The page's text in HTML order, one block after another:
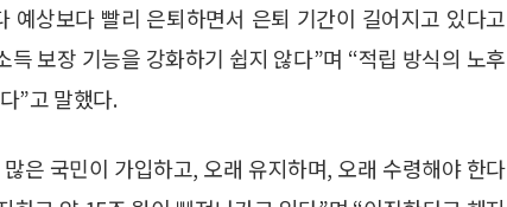
상보다 빨리 은퇴하면서 은퇴 기간이 길어지고 있다고
보장 기능을 강화하기 쉽지 않다”며 “적립 방식의 노후
”고 말했다.
은 국민이 가입하고, 오래 유지하며, 오래 수령해야 한다